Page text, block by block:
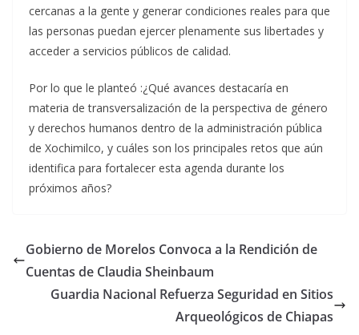
cercanas a la gente y generar condiciones reales para que
las personas puedan ejercer plenamente sus libertades y
acceder a servicios públicos de calidad.
Por lo que le planteó :¿Qué avances destacaría en
materia de transversalización de la perspectiva de género
y derechos humanos dentro de la administración pública
de Xochimilco, y cuáles son los principales retos que aún
identifica para fortalecer esta agenda durante los
próximos años?
Gobierno de Morelos Convoca a la Rendición de
Cuentas de Claudia Sheinbaum
Guardia Nacional Refuerza Seguridad en Sitios
Arqueológicos de Chiapas